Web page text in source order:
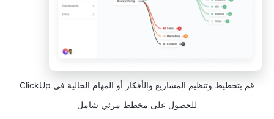
قم بتخطيط وتنظيم المشاريع والأفكار أو المهام الحالية في ClickUp
للحصول على مخطط مرئي شامل